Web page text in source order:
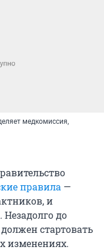
медкомиссия,
правила —
и
до
стартовать
изменениях.